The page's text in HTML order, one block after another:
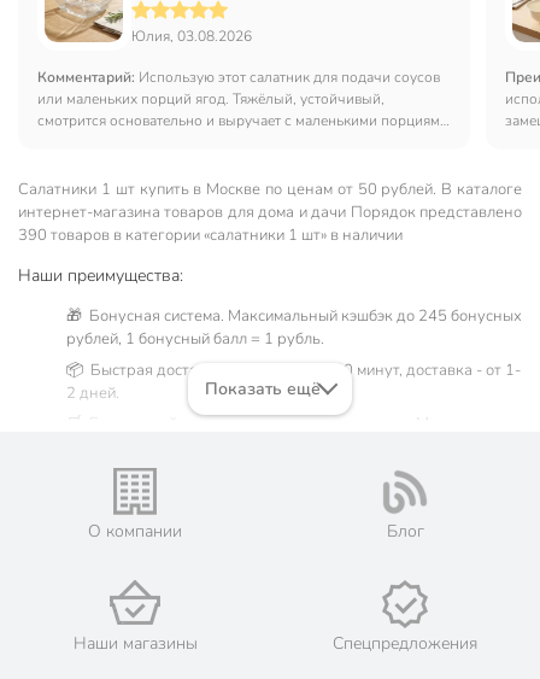
Юлия, 03.08.2026
Комментарий: Использую этот салатник для подачи соусов
или маленьких порций ягод. Тяжёлый, устойчивый,
смотрится основательно и выручает с маленькими порциями
Салатники 1 шт купить в Москве по ценам от 50 рублей. В каталоге
интернет-магазина товаров для дома и дачи Порядок представлено
390 товаров в категории «салатники 1 шт» в наличии
Наши преимущества:
🎁 Бонусная система. Максимальный кэшбэк до 245 бонусных
рублей, 1 бонусный балл = 1 рубль.
📦 Быстрая доставка. Самовывоз от 60 минут, доставка - от 1-
2 дней.
🛒 Бесплатный самовывоз из магазинов города Москва.
его онлайн на официальном сайте сети магазинов Порядок.
💳 Оплата: онлайн на сайте интернет-гипермаркета или
наличными при получении.
📜 Только оригинальная продукция. Интернет-гипермаркет
Порядок - официальный представитель ведущих мировых
Показать ещё
О компании Блог
Наши магазины Спецпредложения